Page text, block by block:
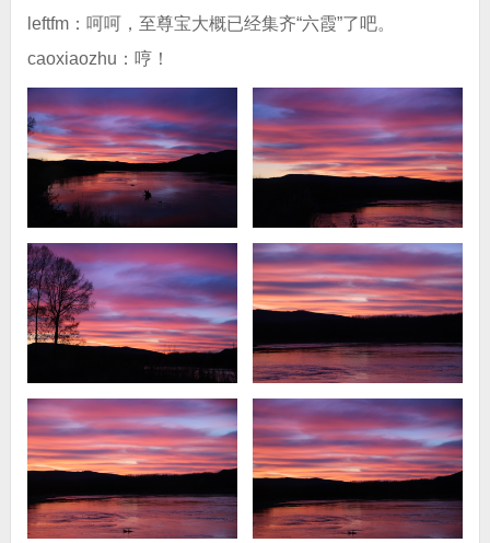
leftfm：呵呵，至尊宝大概已经集齐“六霞”了吧。
caoxiaozhu：哼！